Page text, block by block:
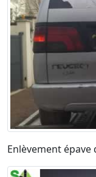
Enlèvement